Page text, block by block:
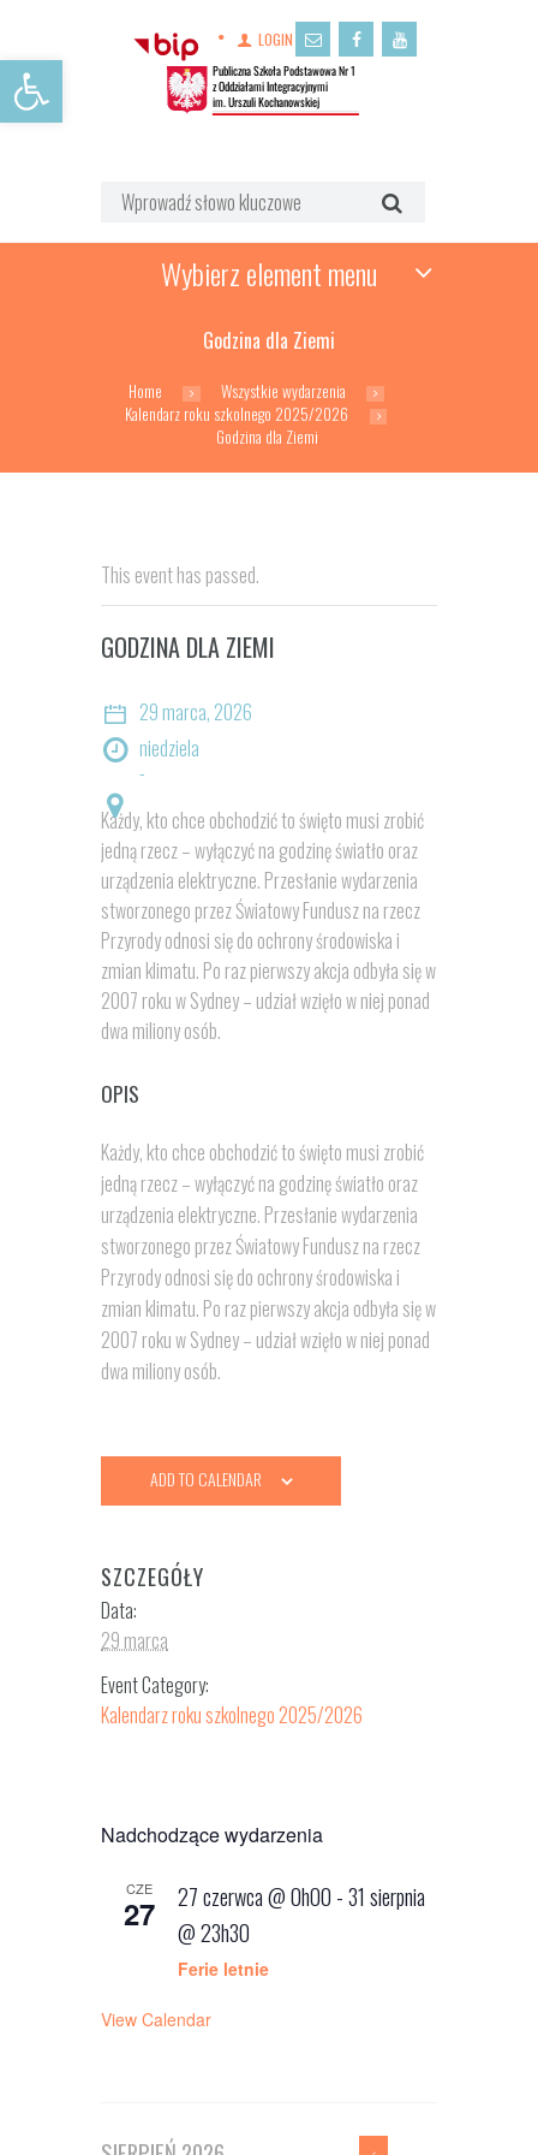
Open toolbar
LOGIN
Wybierz element menu
Godzina dla Ziemi
Home
Wszystkie wydarzenia
Kalendarz roku szkolnego 2025/2026
Godzina dla Ziemi
This event has passed.
GODZINA DLA ZIEMI
29 marca, 2026
niedziela
-
Każdy, kto chce obchodzić to święto musi zrobić
jedną rzecz – wyłączyć na godzinę światło oraz
urządzenia elektryczne. Przesłanie wydarzenia
stworzonego przez Światowy Fundusz na rzecz
Przyrody odnosi się do ochrony środowiska i
zmian klimatu. Po raz pierwszy akcja odbyła się w
2007 roku w Sydney – udział wzięło w niej ponad
dwa miliony osób.
OPIS
Każdy, kto chce obchodzić to święto musi zrobić
jedną rzecz – wyłączyć na godzinę światło oraz
urządzenia elektryczne. Przesłanie wydarzenia
stworzonego przez Światowy Fundusz na rzecz
Przyrody odnosi się do ochrony środowiska i
zmian klimatu. Po raz pierwszy akcja odbyła się w
2007 roku w Sydney – udział wzięło w niej ponad
dwa miliony osób.
ADD TO CALENDAR
SZCZEGÓŁY
Data:
29 marca
Event Category:
Kalendarz roku szkolnego 2025/2026
Nadchodzące wydarzenia
CZE
27 27 czerwca @ 0h00 -31 sierpnia
@ 23h30
Ferie letnie
View Calendar